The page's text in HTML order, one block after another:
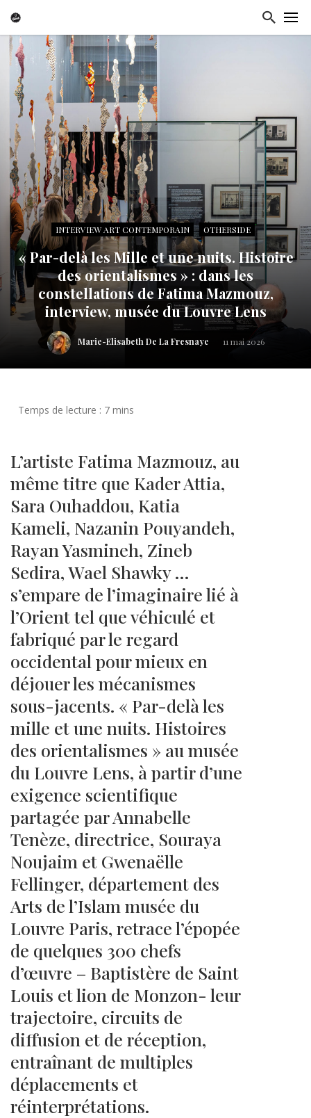
INTERVIEW ART CONTEMPORAIN OTHERSIDE
« Par-delà les Mille et une nuits. Histoire
des orientalismes » : dans les
constellations de Fatima Mazmouz,
interview, musée du Louvre Lens
Marie-Elisabeth De La Fresnaye 11 mai 2026
L’artiste Fatima Mazmouz, au
même titre que Kader Attia,
Sara Ouhaddou, Katia
Kameli, Nazanin Pouyandeh,
Rayan Yasmineh, Zineb
Sedira, Wael Shawky …
s’empare de l’imaginaire lié à
l’Orient tel que véhiculé et
fabriqué par le regard
occidental pour mieux en
déjouer les mécanismes
sous-jacents. « Par-delà les
mille et une nuits. Histoires
des orientalismes » au musée
du Louvre Lens, à partir d’une
exigence scientifique
partagée par Annabelle
Tenèze, directrice, Souraya
Noujaim et Gwenaëlle
Fellinger, département des
Arts de l’Islam musée du
Louvre Paris, retrace l’épopée
de quelques 300 chefs
d’œuvre – Baptistère de Saint
Louis et lion de Monzon- leur
trajectoire, circuits de
diffusion et de réception,
entraînant de multiples
déplacements et
réinterprétations.